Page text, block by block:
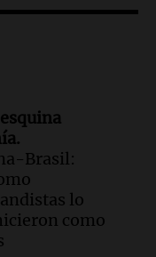
mezclarse
en 27 de
hasta $420
las
Brasil:
lo
como